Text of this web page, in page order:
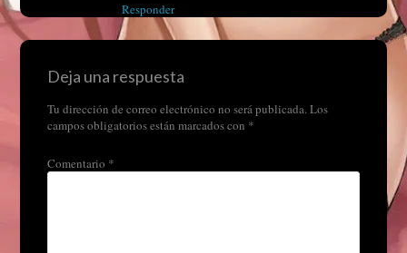
Responder
Deja una respuesta
Tu dirección de correo electrónico no será publicada.Los
campos obligatorios están marcados con *
Comentario *